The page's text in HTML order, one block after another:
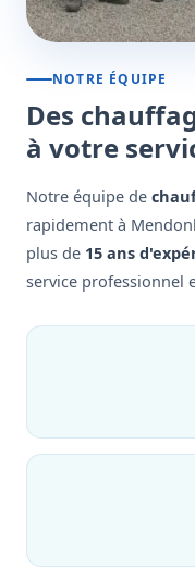
NOTRE ÉQUIPE
Des
à votre
Notre équipe de
rapidement à
plus de 15 ans
service professionnel